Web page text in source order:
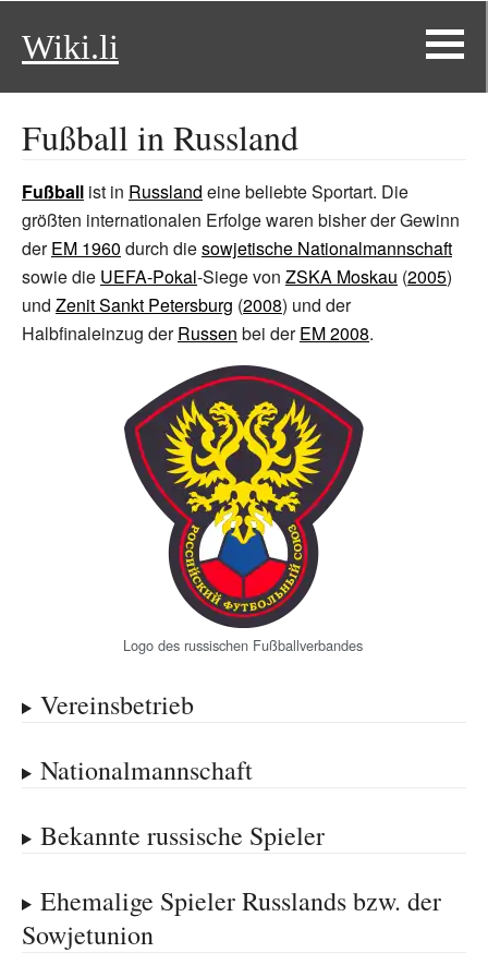
Wiki.li
Fußball in Russland
Fußball ist in Russland eine beliebte Sportart. Die
größten internationalen Erfolge waren bisher der Gewinn
derEM 1960 durch diesowjetische Nationalmannschaft
sowie die UEFA-Pokal-Siege von ZSKA Moskau (2005)
und Zenit Sankt Petersburg (2008) und der
Halbfinaleinzug derRussen bei derEM 2008.
Logo des russischen Fußballverbandes
Vereinsbetrieb
Nationalmannschaft
Bekannte russische Spieler
Ehemalige Spieler Russlands bzw. der
Sowjetunion